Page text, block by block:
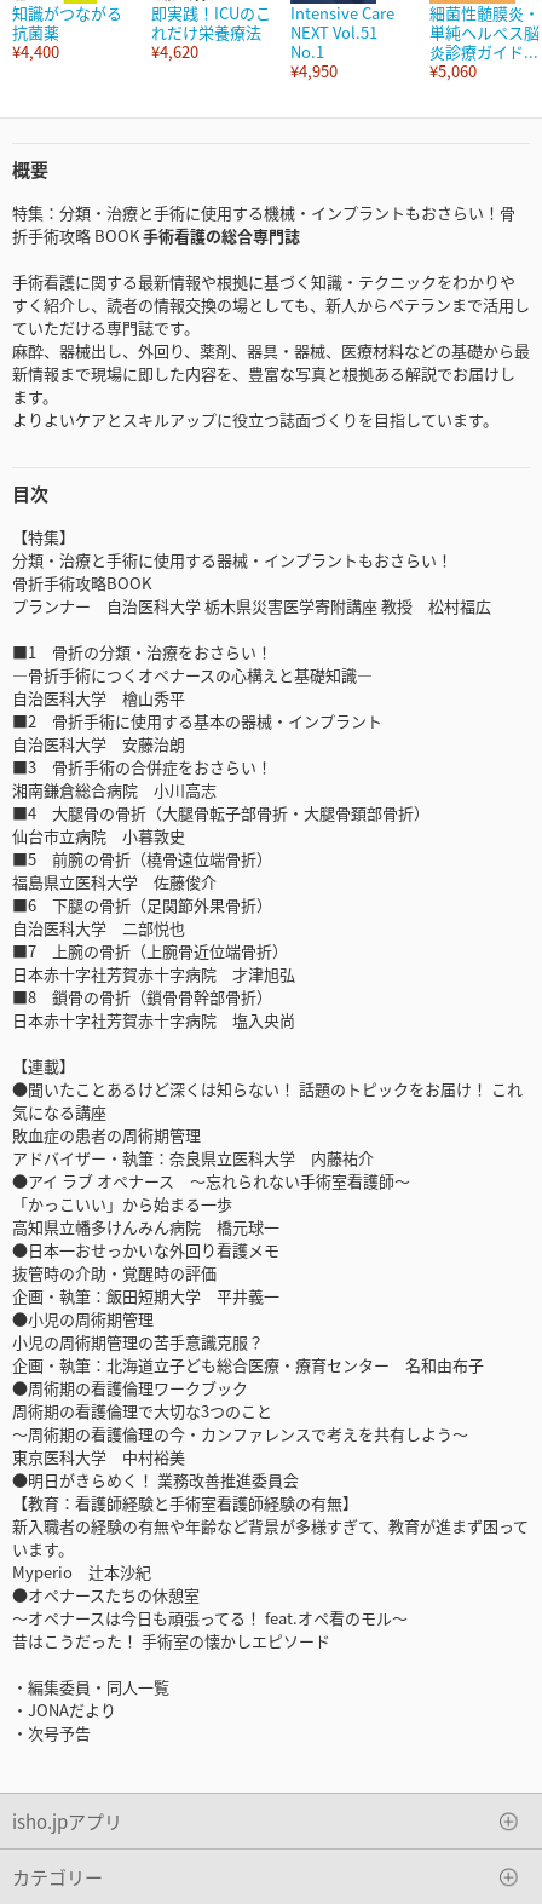
知識がつながる
抗菌薬
¥4,400
即実践！ICUのこ
れだけ栄養療法
¥4,620
Intensive Care
NEXT Vol.51
No.1
¥4,950
細菌性髄膜炎・
単純ヘルペス脳
炎診療ガイド...
¥5,060
概要
特集：分類・治療と手術に使用する機械・インプラントもおさらい！骨
折手術攻略 BOOK手術看護の総合専門誌
手術看護に関する最新情報や根拠に基づく知識・テクニックをわかりや
すく紹介し、読者の情報交換の場としても、新人からベテランまで活用し
ていただける専門誌です。
麻酔、器械出し、外回り、薬剤、器具・器械、医療材料などの基礎から最
新情報まで現場に即した内容を、豊富な写真と根拠ある解説でお届けし
ます。
よりよいケアとスキルアップに役立つ誌面づくりを目指しています。
目次
【特集】
分類・治療と手術に使用する器械・インプラントもおさらい！
骨折手術攻略BOOK
プランナー 自治医科大学 栃木県災害医学寄附講座 教授 松村福広
■1 骨折の分類・治療をおさらい！
―骨折手術につくオペナースの心構えと基礎知識―
自治医科大学 檜山秀平
■2 骨折手術に使用する基本の器械・インプラント
自治医科大学 安藤治朗
■3 骨折手術の合併症をおさらい！
湘南鎌倉総合病院 小川高志
■4 大腿骨の骨折（大腿骨転子部骨折・大腿骨頚部骨折）
仙台市立病院 小暮敦史
■5 前腕の骨折（橈骨遠位端骨折）
福島県立医科大学 佐藤俊介
■6 下腿の骨折（足関節外果骨折）
自治医科大学 二部悦也
■7 上腕の骨折（上腕骨近位端骨折）
日本赤十字社芳賀赤十字病院 才津旭弘
■8 鎖骨の骨折（鎖骨骨幹部骨折）
日本赤十字社芳賀赤十字病院 塩入央尚
【連載】
●聞いたことあるけど深くは知らない！ 話題のトピックをお届け！ これ
気になる講座
敗血症の患者の周術期管理
アドバイザー・執筆：奈良県立医科大学 内藤祐介
●アイ ラブ オペナース ～忘れられない手術室看護師～
「かっこいい」から始まる一歩
高知県立幡多けんみん病院 橋元球一
●日本一おせっかいな外回り看護メモ
抜管時の介助・覚醒時の評価
企画・執筆：飯田短期大学 平井義一
●小児の周術期管理
小児の周術期管理の苦手意識克服？
企画・執筆：北海道立子ども総合医療・療育センター 名和由布子
●周術期の看護倫理ワークブック
周術期の看護倫理で大切な3つのこと
～周術期の看護倫理の今・カンファレンスで考えを共有しよう～
東京医科大学 中村裕美
●明日がきらめく！ 業務改善推進委員会
【教育：看護師経験と手術室看護師経験の有無】
新入職者の経験の有無や年齢など背景が多様すぎて、教育が進まず困って
います。
Myperio 辻本沙紀
●オペナースたちの休憩室
～オペナースは今日も頑張ってる！ feat.オペ看のモル～
昔はこうだった！ 手術室の懐かしエピソード
・編集委員・同人一覧
・JONAだより
・次号予告
isho.jpアプリ
カテゴリー